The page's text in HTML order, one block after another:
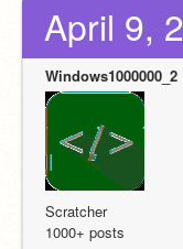
April 9,
Windows1000000_2
Scratcher
1000+ posts